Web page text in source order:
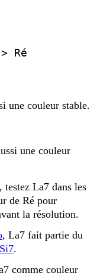
Ré
une couleur stable.
une couleur
, testez La7 dans les
de Ré pour
la résolution.
, La7 fait partie du
Si7.
comme couleur